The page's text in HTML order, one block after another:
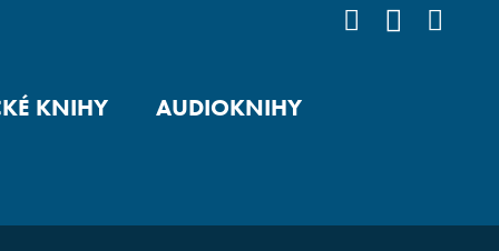
FACEBOOK
KNIHY AUDIOKNIHY